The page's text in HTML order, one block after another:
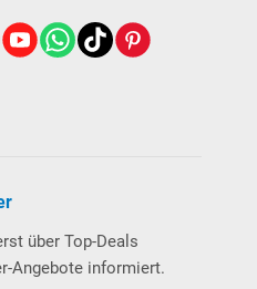
über Top-Deals
Angebote informiert.